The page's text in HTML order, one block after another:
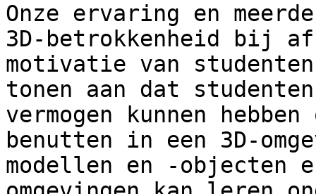
Onze ervaring en
3D-betrokkenheid bij
motivatie van
tonen aan dat
vermogen kunnen
benutten in een 3D-
modellen en -objecten